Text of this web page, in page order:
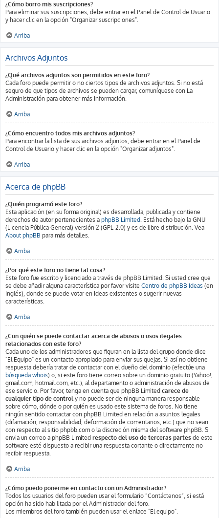
¿Cómo borro mis suscripciones?
Para eliminar sus suscripciones, debe entrar en el Panel de Control de Usuario
y hacer clic en la opción "Organizar suscripciones".
Arriba
Archivos Adjuntos
¿Qué archivos adjuntos son permitidos en este foro?
Cada foro puede permitir o no ciertos tipos de archivos adjuntos. Si no está
seguro de que tipos de archivos se pueden cargar, comuníquese con La
Administración para obtener más información.
Arriba
¿Cómo encuentro todos mis archivos adjuntos?
Para encontrar la lista de sus archivos adjuntos, debe entrar en el Panel de
Control de Usuario y hacer clic en la opción "Organizar adjuntos".
Arriba
Acerca de phpBB
¿Quién programó este foro?
Esta aplicación (en su forma original) es desarrollada, publicada y contiene
derechos de autor pertenecientes a phpBB Limited. Está hecho bajo la GNU
(Licencia Pública General) versión 2 (GPL-2.0) y es de libre distribución. Vea
About phpBB para más detalles.
Arriba
¿Por qué este foro no tiene tal cosa?
Este foro fue escrito y licenciado a través de phpBB Limited. Si usted cree que
se debe añadir alguna característica por favor visite Centro de phpBB Ideas (en
Inglés), donde se puede votar en ideas existentes o sugerir nuevas
características.
Arriba
¿Con quién se puede contactar acerca de abusos o usos ilegales
relacionados con este foro?
Cada uno de los administradores que figuran en la lista del grupo donde dice
"El Equipo" es un contacto apropiado para enviar sus quejas. Si así no obtiene
respuesta debería tratar de contactar con el dueño del dominio (efectúe una
búsqueda whois) o, si este foro tiene correo sobre un dominio gratuito (Yahoo!,
gmail.com, hotmail.com, etc.), al departamento o administración de abusos de
ese servicio. Por favor, tenga en cuenta que phpBB Limited carece de
cualquier tipo de control y no puede ser de ninguna manera responsable
sobre cómo, dónde o por quién es usado este sistema de foros. No tiene
ningún sentido contactar con phpBB Limited en relación a asuntos legales
(difamación, responsabilidad, deformación de comentarios, etc.) que no sean
con respecto al sitio phpbb.com o la discreción misma del software phpBB. Si
envia un correo a phpBB Limited respecto del uso de terceras partes de este
software esté dispuesto a recibir una respuesta cortante o directamente no
recibir respuesta.
Arriba
¿Cómo puedo ponerme en contacto con un Administrador?
Todos los usuarios del foro pueden usar el formulario “Contáctenos”, si está
opción ha sido habilitada por el Administrador del foro.
Los miembros del foro también pueden usar el enlace "El equipo".